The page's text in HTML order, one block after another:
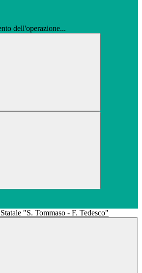
dell'operazione...